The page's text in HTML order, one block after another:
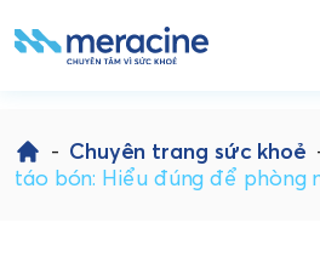
to
content
- Chuyên trang sức khoẻ
táo bón: Hiểu đúng để phòng